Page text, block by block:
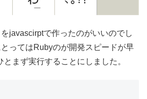
javascirptで作ったのがいいのでし
ってはRubyのが開発スピードが早
まず実行することにしました。